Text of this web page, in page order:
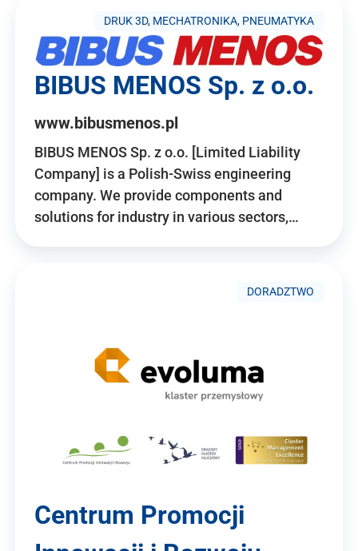
DRUK 3D, MECHATRONIKA, PNEUMATYKA
BIBUS MENOS Sp. z o.o.
www.bibusmenos.pl
BIBUS MENOS Sp. z o.o. [Limited Liability
Company] is a Polish-Swiss engineering
company. We provide components and
solutions for industry in various sectors,…
DORADZTWO
Centrum Promocji